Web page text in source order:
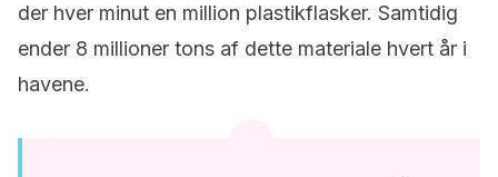
der hver minut en million plastikflasker. Samtidig
ender 8 millioner tons af dette materiale hvert år i
havene.